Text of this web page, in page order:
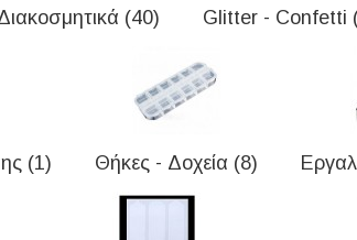
(40) Glitter - Confetti
(1) Θήκες - Δοχεία (8)